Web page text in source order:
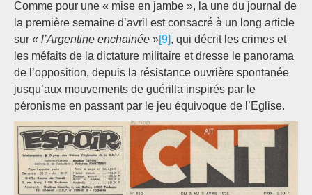
Comme pour une « mise en jambe », la une du journal de
la première semaine d’avril est consacré à un long article
sur « l’Argentine enchainée »[9], qui décrit les crimes et
les méfaits de la dictature militaire et dresse le panorama
de l’opposition, depuis la résistance ouvrière spontanée
jusqu’aux mouvements de guérilla inspirés par le
péronisme en passant par le jeu équivoque de l’Eglise.